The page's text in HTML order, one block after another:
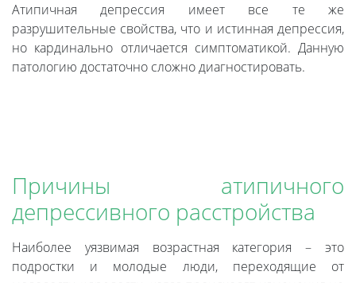
Атипичная депрессия имеет все те же
разрушительные свойства, что и истинная депрессия,
но кардинально отличается симптоматикой. Данную
патологию достаточно сложно диагностировать.
Причины атипичного
депрессивного расстройства
Наиболее уязвимая возрастная категория – это
подростки и молодые люди, переходящие от